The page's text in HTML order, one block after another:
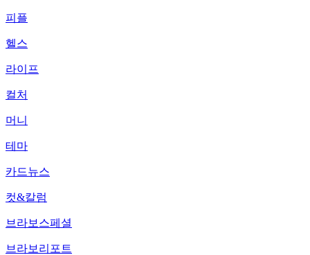
피플
헬스
라이프
컬처
머니
테마
카드뉴스
컷&칼럼
브라보스페셜
브라보리포트